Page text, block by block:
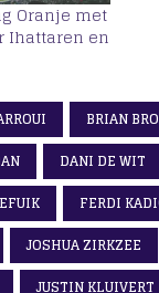
Oranje met
Ihattaren en
BRIAN
DANI DE WIT
FERDI
JOSHUA ZIRKZEE
JUSTIN KLUIVERT